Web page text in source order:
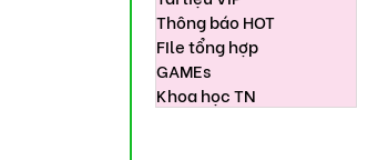
Thông báo HOT
FIle tổng hợp
GAMEs
Khoa học TN